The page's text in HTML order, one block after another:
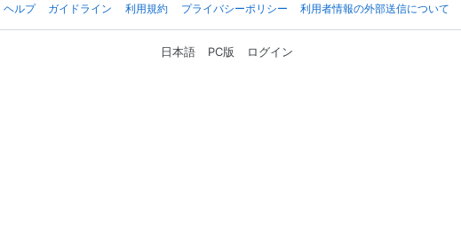
ヘルプ
ガイドライン 利用規約 プライバシーポリシー 利用者情報の外部送信について
日本語 PC版 ログイン